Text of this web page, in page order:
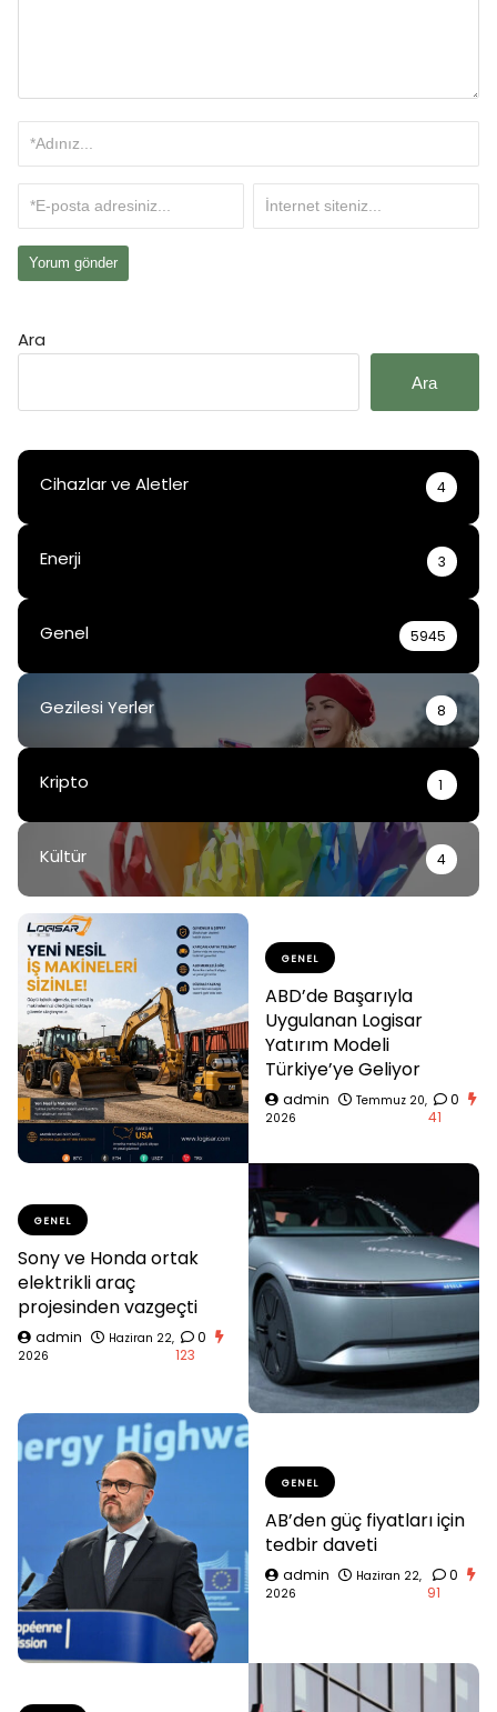
Ara
Ara
Cihazlar ve Aletler 4
Enerji 3
Genel 5945
Gezilesi Yerler 8
Kripto 1
Kültür 4
GENEL
ABD’de Başarıyla
Uygulanan Logisar
Yatırım Modeli
Türkiye’ye Geliyor
admin
Temmuz 20,
2026
0
41
GENEL
Sony ve Honda ortak
elektrikli araç
projesinden vazgeçti
admin
Haziran 22,
2026
0
123
GENEL
AB’den güç fiyatları için
tedbir daveti
admin
Haziran 22,
2026
0
91